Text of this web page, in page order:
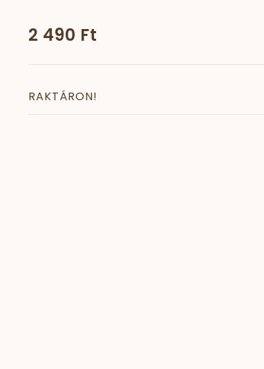
2 490 Ft
RAKTÁRON!